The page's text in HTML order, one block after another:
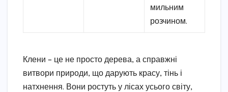
мильним
розчином.
Клени – це не просто дерева, а справжні
витвори природи, що дарують красу, тінь і
натхнення. Вони ростуть у лісах усього світу,